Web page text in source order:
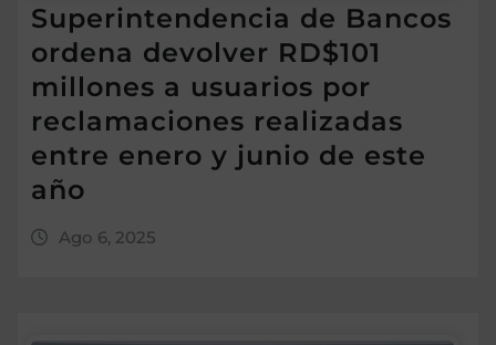
Superintendencia de Bancos
ordena devolver RD$101
millones a usuarios por
reclamaciones realizadas
entre enero y junio de este
año
Ago 6, 2025